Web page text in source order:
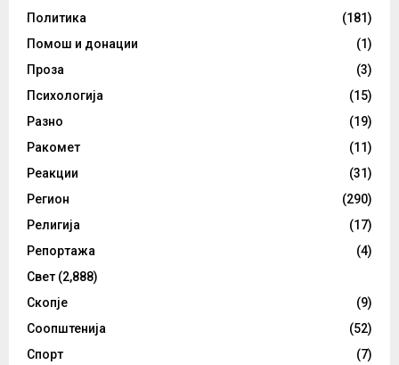
Политика
(181)
Помош и донации
(1)
Проза
(3)
Психологија
(15)
Разно
(19)
Ракомет
(11)
Реакции
(31)
Регион
(290)
Религија
(17)
Репортажа
(4)
Свет (2,888)
Скопје
(9)
Соопштенија
(52)
Спорт
(7)